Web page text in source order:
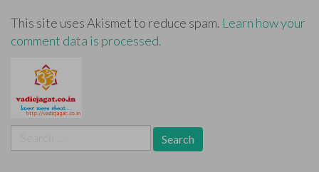
This site uses Akismet to reduce spam. Learn how your
comment data is processed.
for: